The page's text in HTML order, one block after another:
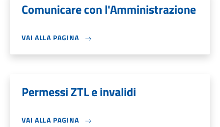
Comunicare con l'Amministrazione
VAI ALLA PAGINA
Permessi ZTL e invalidi
VAI ALLA PAGINA